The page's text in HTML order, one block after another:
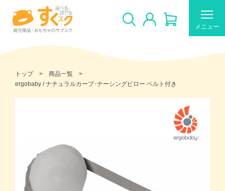
メニュー
新着商品
ギフトカードの使い方
トップ
商品一覧
ergobaby / ナチュラルカーブ･ナーシングピロー ベルト付き